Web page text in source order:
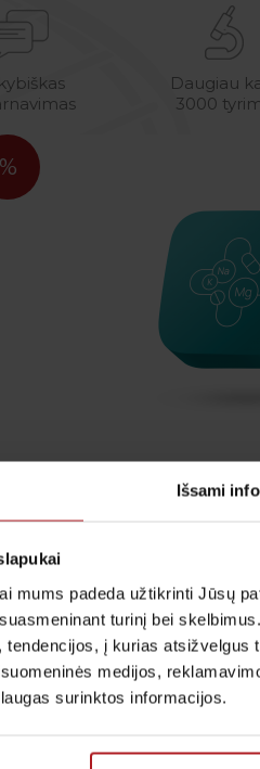
Išsami
mums padeda užtikrinti Jūsų
turinį bei
į kurias
medijos,
surinktos informacijos.
Daugiau
3000